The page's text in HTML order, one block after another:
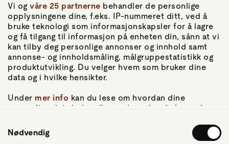
Vi og våre 25 partnerne behandler de personlige
opplysningene dine, f.eks. IP-nummeret ditt, ved å
bruke teknologi som informasjonskapsler for å lagre
og få tilgang til informasjon på enheten din, sånn at vi
kan tilby deg personlige annonser og innhold samt
annonse- og innholdsmåling, målgruppestatistikk og
produktutvikling. Du velger hvem som bruker dine
data og i hvilke hensikter.
Under mer info kan du lese om hvordan dine
personlige data behandles og hvordan du kan velge
trekke tilbake ditt samtykke fra erklæringen om
informasjonskapsler.
Nødvendig
Gå til forsiden
Om Hjem
Om oss
Kundeservice
Artikler
Personvern